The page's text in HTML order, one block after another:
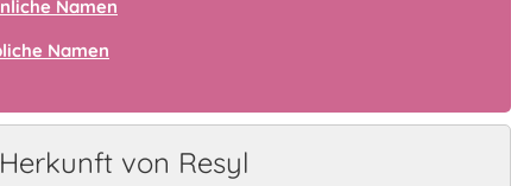
Namen
Namen
von Resyl